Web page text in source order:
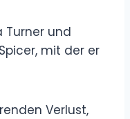
Turner und
mit der er
Verlust,